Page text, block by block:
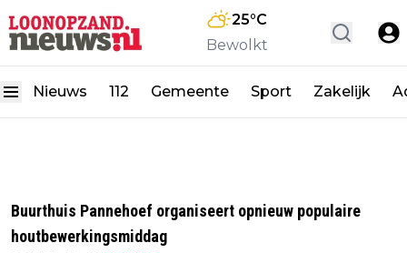
25°C
Bewolkt
Nieuws 112 Gemeente Sport Zakelijk
Buurthuis Pannehoef organiseert opnieuw populaire
houtbewerkingsmiddag